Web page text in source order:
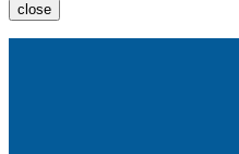
close